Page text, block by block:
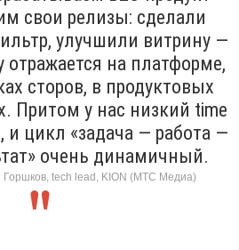
свои релизы: сделали
улучшили витрину —
отражается на платформе,
сторов, в продуктовых
Притом у нас низкий time
и цикл «задача — работа —
очень динамичный.
Горшков, tech lead, KION (МТС Медиа)